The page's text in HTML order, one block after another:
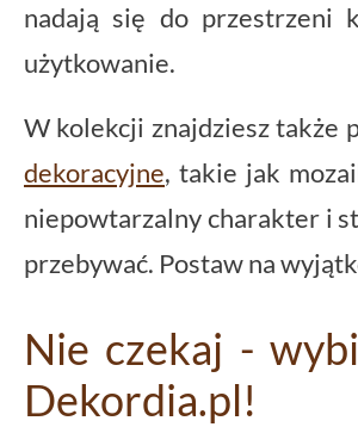
nadają się do przestrzeni
użytkowanie.
W kolekcji znajdziesz także
dekoracyjne, takie jak
niepowtarzalny charakter i
przebywać. Postaw na
Nie czekaj -
Dekordia.pl!